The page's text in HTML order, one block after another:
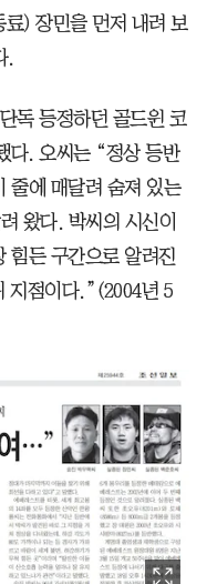
) 장민을 먼저 내려 보
.
독 등정하던 골드윈 코
다. 오씨는 “정상 등반
줄에 매달려 숨져 있는
왔다. 박씨의 시신이
힘든 구간으로 알려진
지점이다.”(2004년 5